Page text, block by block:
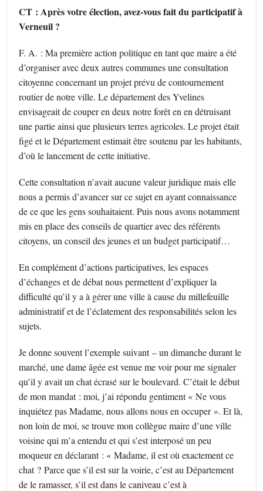
CT : Après votre élection, avez-vous fait du participatif à
Verneuil ?
F. A. : Ma première action politique en tant que maire a été
d’organiser avec deux autres communes une consultation
citoyenne concernant un projet prévu de contournement
routier de notre ville. Le département des Yvelines
envisageait de couper en deux notre forêt en en détruisant
une partie ainsi que plusieurs terres agricoles. Le projet était
figé et le Département estimait être soutenu par les habitants,
d’où le lancement de cette initiative.
Cette consultation n’avait aucune valeur juridique mais elle
nous a permis d’avancer sur ce sujet en ayant connaissance
de ce que les gens souhaitaient. Puis nous avons notamment
mis en place des conseils de quartier avec des référents
citoyens, un conseil des jeunes et un budget participatif…
En complément d’actions participatives, les espaces
d’échanges et de débat nous permettent d’expliquer la
difficulté qu’il y a à gérer une ville à cause du millefeuille
administratif et de l’éclatement des responsabilités selon les
sujets.
Je donne souvent l’exemple suivant – un dimanche durant le
marché, une dame âgée est venue me voir pour me signaler
qu’il y avait un chat écrasé sur le boulevard. C’était le début
de mon mandat : moi, j’ai répondu gentiment « Ne vous
inquiétez pas Madame, nous allons nous en occuper ». Et là,
non loin de moi, se trouve mon collègue maire d’une ville
voisine qui m’a entendu et qui s’est interposé un peu
moqueur en déclarant : « Madame, il est où exactement ce
chat ? Parce que s’il est sur la voirie, c’est au Département
de le ramasser, s’il est dans le caniveau c’est à